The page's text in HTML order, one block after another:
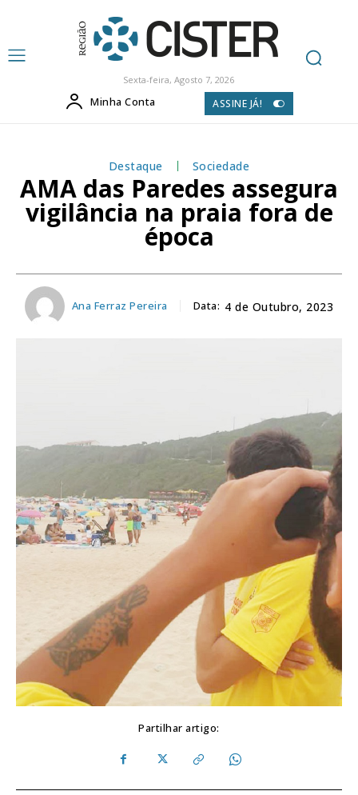
Sexta-feira, Agosto 7, 2026
Minha Conta ASSINE JÁ!
Destaque Sociedade
AMA das Paredes assegura
vigilância na praia fora de
época
Ana Ferraz Pereira Data: 4 de Outubro, 2023
Partilhar artigo: